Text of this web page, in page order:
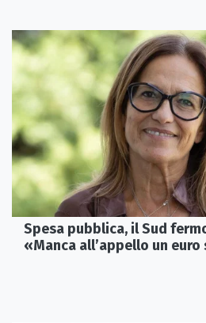
Spesa pubblica, il Sud
«Manca all’appello un euro